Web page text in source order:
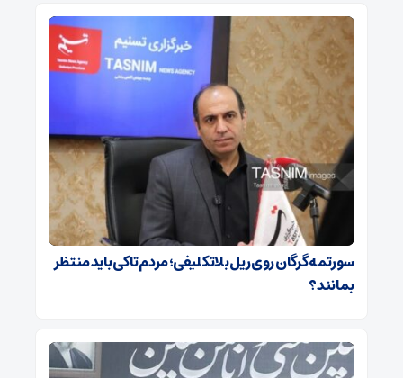
سورتمه گرگان روی ریل بلاتکلیفی؛ مردم تا کی باید منتظر
بمانند؟